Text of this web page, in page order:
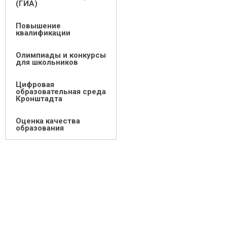
(ГИА)
Повышение
квалификации
Олимпиады и конкурсы
для школьников
Цифровая
образовательная среда
Кронштадта
Оценка качества
образования